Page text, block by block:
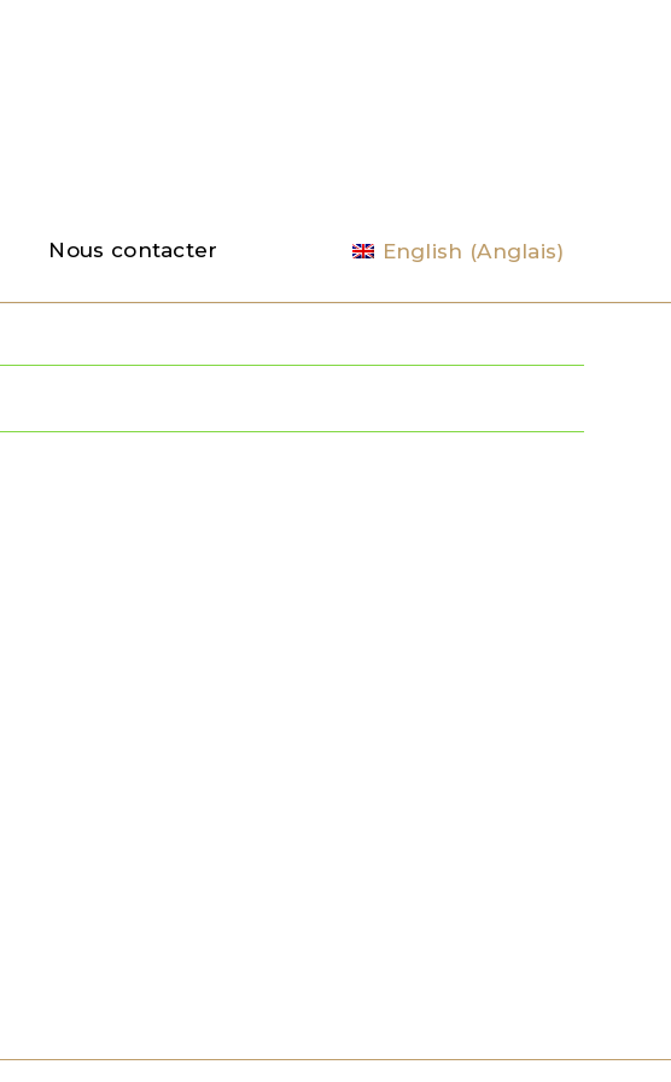
Nous contacter English (Anglais)